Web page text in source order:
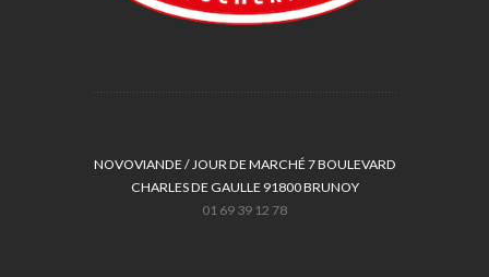
NOVOVIANDE / JOUR DE MARCHÉ 7 BOULEVARD
CHARLES DE GAULLE 91800 BRUNOY
01 69 39 12 78